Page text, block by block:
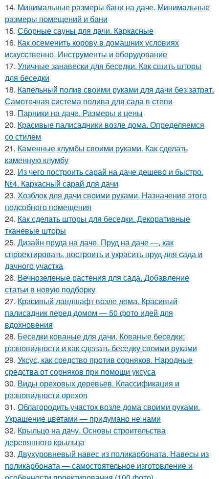
14. Минимальные размеры бани на даче. Минимальные
размеры помещений и бани
15. Сборные сауны для дачи. Каркасные
16. Как осеменить корову в домашних условиях
искусственно. Инструменты и оборудование
17. Уличные занавески для беседки. Как сшить шторы
для беседки
18. Капельный полив своими руками для дачи без затрат.
Самотечная система полива для сада в степи
19. Парники на даче. Размеры и цены
20. Красивые палисадники возле дома. Определяемся
со стилем
21. Каменные клумбы своими руками. Как сделать
каменную клумбу
22. Из чего построить сарай на даче дешево и быстро.
№4. Каркасный сарай для дачи
23. Хозблок для дачи своими руками. Назначение этого
подсобного помещения
24. Как сделать шторы для беседки. Декоративные
тканевые шторы
25. Дизайн пруда на даче. Пруд на даче —, как
спроектировать, построить и украсить пруд для сада и
дачного участка
26. Вечнозеленые растения для сада. Добавление
статьи в новую подборку
27. Красивый ландшафт возле дома. Красивый
палисадник перед домом — 50 фото идей для
вдохновения
28. Беседки кованые для дачи. Кованые беседки:
разновидности и как сделать беседку своими руками
29. Уксус, как средство против сорняков. Народные
средства от сорняков при помощи уксуса
30. Виды ореховых деревьев. Классификация и
разновидности орехов
31. Облагородить участок возле дома своими руками.
Украшение цветами — придумано не нами
32. Крыльцо на дачу. Основы строительства
деревянного крыльца
33. Двухуровневый навес из поликарбоната. Навесы из
поликарбоната — самостоятельное изготовление и